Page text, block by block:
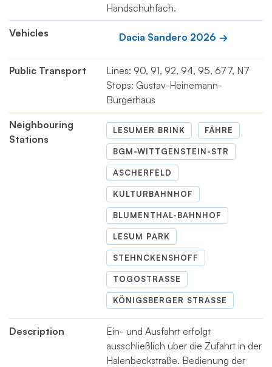
Handschuhfach.
Vehicles Dacia Sandero 2026
Public Transport
Lines: 90, 91, 92, 94, 95, 677, N7
Stops: Gustav-Heinemann-
Bürgerhaus
Neighbouring
Stations
LESUMER BRINK FÄHRE
BGM-WITTGENSTEIN-STR
ASCHERFELD
KULTURBAHNHOF
BLUMENTHAL-BAHNHOF
LESUM PARK
STEHNCKENSHOFF
TOGOSTRASSE
KÖNIGSBERGER STRASSE
Description
Ein- und Ausfahrt erfolgt
ausschließlich über die Zufahrt in der
Halenbeckstraße. Bedienung der